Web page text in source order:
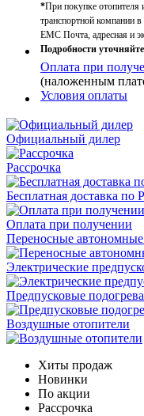
*При покупке отопителя
транспортной компании
ЕМС Почта, адресная и
Подробности
Оплата при
(наложенным
Условия оплаты
Официальный дилер
Рассрочка
Бесплатная доставка
Оплата при получении
Переносные автономные
Электрические
Предпусковые
Воздушные отопители
Хиты продаж
Новинки
По акции
Рассрочка